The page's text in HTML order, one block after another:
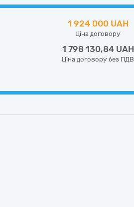
1 924 000 UAH
Ціна договору
1 798 130,84 UAH
Ціна договору без ПДВ